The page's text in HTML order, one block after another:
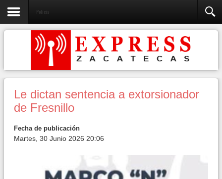
Policia
Le dictan sentencia a extorsionador
de Fresnillo
Fecha de publicación
Martes, 30 Junio 2026 20:06